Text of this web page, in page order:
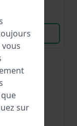
les produits
sur